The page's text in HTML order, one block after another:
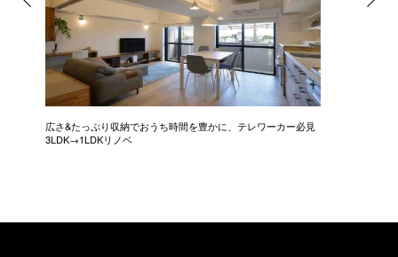
広さ&たっぷり収納でおうち時間を豊かに、テレワーカー必見
3LDK→1LDKリノベ